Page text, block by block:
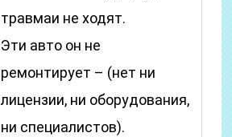
травмаи не ходят.
Эти авто он не
ремонтирует – (нет ни
лицензии, ни оборудования,
ни специалистов).